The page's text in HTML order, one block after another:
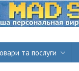
та послуги